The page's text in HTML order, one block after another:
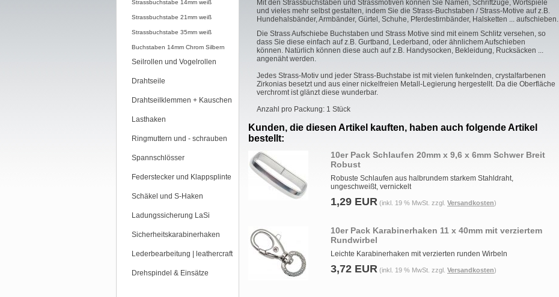
Strassbuchstabe 14mm weiß
Strassbuchstabe 21mm weiß
Strassbuchstabe 35mm weiß
Buchstaben 14mm Chrom Silbern
Seilrollen und Vogelrollen
Drahtseile
Drahtseilklemmen + Kauschen
Lasthaken
Ringmuttern und - schrauben
Spannschlösser
Federstecker und Klappsplinte
Schäkel und S-Haken
Ladungssicherung LaSi
Sicherheitskarabinerhaken
Lederbearbeitung | leathercraft
Drehspindel & Einsätze
Mit den Strassbuchstaben und Strassmotiven können Sie Namen, Schriftzüge, Wortspiele
und vieles mehr selbst gestalten, indem Sie die Strass-Buchstaben / Strass-Motive auf z.B.
Hundehalsbänder, Armbänder, Gürtel, Schuhe, Pferdestirnbänder, Halsketten ... aufschieben.
Die Strass Aufschiebe Buchstaben und Strass Motive sind mit einem Schlitz versehen, so
dass Sie diese einfach auf z.B. Gurtband, Lederband, oder ähnlichem Aufschieben
können. Natürlich können diese auch auf z.B. Handysocken, Bekleidung, Rucksäcken ...
angenäht werden.
Jedes Strass-Motiv und jeder Strass-Buchstabe ist mit vielen funkelnden, crystalfarbenen
Zirkonias besetzt und aus einer nickelfreien Metall-Legierung hergestellt. Da die Oberfläche
verchromt ist glänzt diese wunderbar.
Anzahl pro Packung: 1 Stück
Kunden, die diesen Artikel kauften, haben auch folgende Artikel
bestellt:
10er Pack Schlaufen 20mm x 9,6 x 6mm Schwer Breit
Robust
Robuste Schlaufen aus halbrundem starkem Stahldraht,
ungeschweißt, vernickelt
1,29 EUR (inkl. 19 % MwSt. zzgl. Versandkosten)
10er Pack Karabinerhaken 11 x 40mm mit verziertem
Rundwirbel
Leichte Karabinerhaken mit verzierten runden Wirbeln
3,72 EUR (inkl. 19 % MwSt. zzgl. Versandkosten)